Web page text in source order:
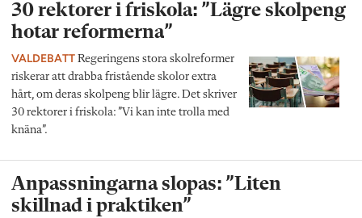
30 rektorer i friskola: ”Lägre skolpeng
hotar reformerna”
VALDEBATT Regeringens stora skolreformer
riskerar att drabba fristående skolor extra
hårt, om deras skolpeng blir lägre. Det skriver
30 rektorer i friskola: ”Vi kan inte trolla med
knäna”.
Anpassningarna slopas: ”Liten
skillnad i praktiken”